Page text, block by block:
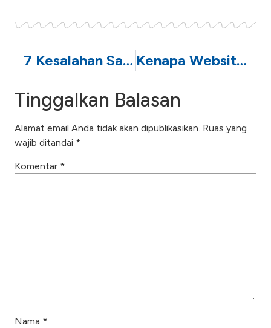
7 Kesalahan Saat Menjalankan Meta Ads yang Membuat Budget Cepat Habis Kenapa Website Bisnis Anda Tidak Muncul di Google? 7 Penyebab Umum
Tinggalkan Balasan
Alamat email Anda tidak akan dipublikasikan. Ruas yang
wajib ditandai *
Komentar *
Nama *